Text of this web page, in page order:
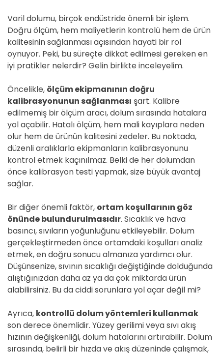
Varil dolumu, birçok endüstride önemli bir işlem.
Doğru ölçüm, hem maliyetlerin kontrolü hem de ürün
kalitesinin sağlanması açısından hayati bir rol
oynuyor. Peki, bu süreçte dikkat edilmesi gereken en
iyi pratikler nelerdir? Gelin birlikte inceleyelim.
Öncelikle, ölçüm ekipmanının doğru
kalibrasyonunun sağlanması şart. Kalibre
edilmemiş bir ölçüm aracı, dolum sırasında hatalara
yol açabilir. Hatalı ölçüm, hem mali kayıplara neden
olur hem de ürünün kalitesini zedeler. Bu noktada,
düzenli aralıklarla ekipmanların kalibrasyonunu
kontrol etmek kaçınılmaz. Belki de her dolumdan
önce kalibrasyon testi yapmak, size büyük avantaj
sağlar.
Bir diğer önemli faktör, ortam koşullarının göz
önünde bulundurulmasıdır. Sıcaklık ve hava
basıncı, sıvıların yoğunluğunu etkileyebilir. Dolum
gerçekleştirmeden önce ortamdaki koşulları analiz
etmek, en doğru sonucu almanıza yardımcı olur.
Düşünsenize, sıvının sıcaklığı değiştiğinde dolduğunda
alıştığınızdan daha az ya da çok miktarda ürün
alabilirsiniz. Bu da ciddi sorunlara yol açar değil mi?
Ayrıca, kontrollü dolum yöntemleri kullanmak
son derece önemlidir. Yüzey gerilimi veya sıvı akış
hızının değişkenliği, dolum hatalarını artırabilir. Dolum
sırasında, belirli bir hızda ve akış düzeninde çalışmak,